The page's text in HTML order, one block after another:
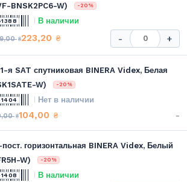
BNSK2PC6-W)
-20%
В наличии
₴223,20 ₴ - +
я SAT спутниковая BINERA Videx, Белая
W)
-20%
Нет в наличии
₴104,00 ₴ -
горизонтальная BINERA Videx, Белый
W)
-20%
В наличии